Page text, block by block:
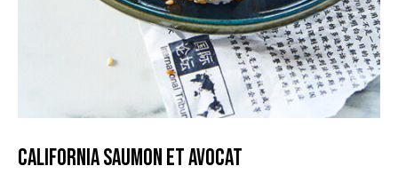
California Saumon et Avocat